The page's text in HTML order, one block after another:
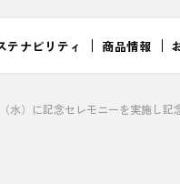
テナビリティ 商品情報
水）に記念セレモニーを実施し記